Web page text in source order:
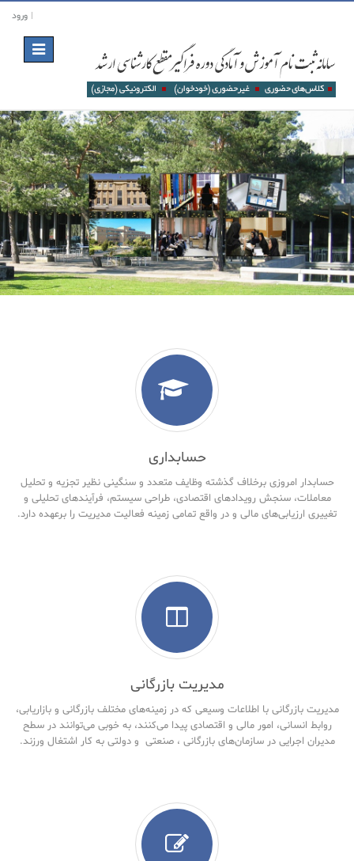
ورود
Toggle
navigation
حسابداری
حسابدار امروزی برخلاف گذشته وظایف متعدد و سنگینی نظیر تجزیه و تحلیل
معاملات، سنجش رویدادهای اقتصادی، طراحی سیستم، فرآیندهای تحلیلی و
تغییری ارزیابی‌های مالی و در واقع تمامی زمینه فعالیت مدیریت را برعهده دارد.
مدیریت بازرگانی
مدیریت بازرگانی با اطلاعات وسیعی که در زمینه‌های مختلف بازرگانی و بازاریابی،
روابط انسانی، امور مالی و اقتصادی پیدا می‌کنند، به خوبی می‌توانند در سطح
مدیران اجرایی در سازمان‌های بازرگانی ، صنعتی و دولتی به کار اشتغال ورزند.